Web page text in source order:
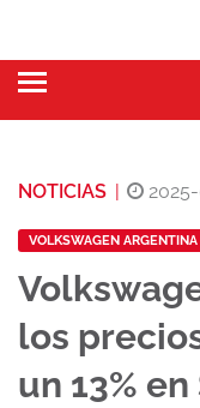
NOTICIAS |
VOLKSWAGEN ARGENTINA
los
un 13% en